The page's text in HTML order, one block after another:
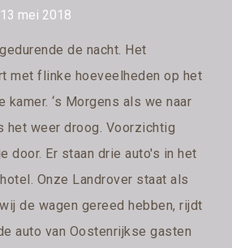
mei 2018
de nacht. Het
met flinke hoeveelheden op het
kamer. ‘s Morgens als we naar
het weer droog. Voorzichtig
door. Er staan drie auto's in het
Onze Landrover staat als
de wagen gereed hebben, rijdt
auto van Oostenrijkse gasten